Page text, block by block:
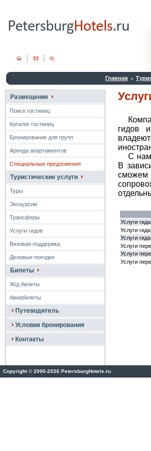
Главная
Размещение
Поиск гостиниц
Каталог гостиниц
Бронирование для групп
Аренда апартаментов
Специальные предложения
Туристические услуги
Туры
Экскурсии
Трансферы
Услуги гидов
Визовая поддержка
Деловые поездки
Билеты
Ж/д билеты
Авиабилеты
Путеводитель
Условия бронирования
Контакты
гидов
С
В
сможем
Услуги
Услуги
Услуги
Услуги
Услуги
Услуги
Copyright©2000-2026 PetersburgHotels.ru